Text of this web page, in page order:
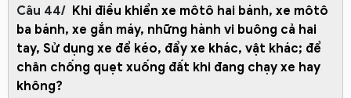
Câu 44/ Khi điều khiển xe môtô hai bánh, xe môtô
ba bánh, xe gắn máy, những hành vi buông cả hai
tay, Sử dụng xe để kéo, đẩy xe khác, vật khác; để
chân chống quẹt xuống đất khi đang chạy xe hay
không?